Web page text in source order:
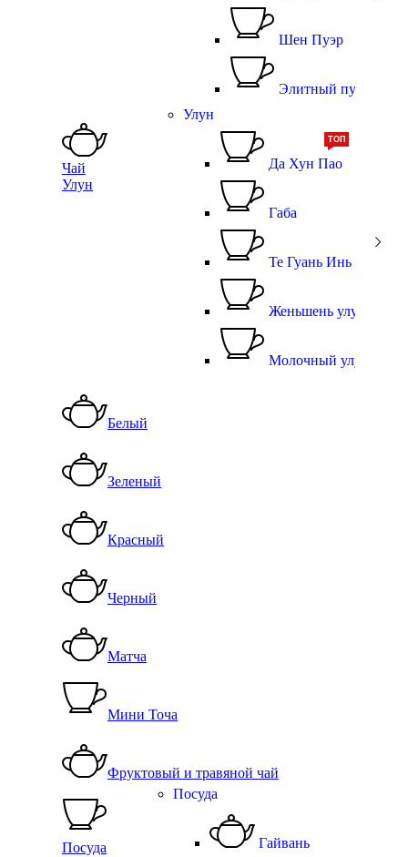
Шен Пуэр
Элитный пуэр
Чай
Улун
Улун
Да Хун Пао
ТОП
Габа
Те Гуань Инь
Женьшень улун
Молочный улун
Белый
Зеленый
Красный
Черный
Матча
Мини Точа
Фруктовый и травяной чай
Посуда
Посуда
Гайвань